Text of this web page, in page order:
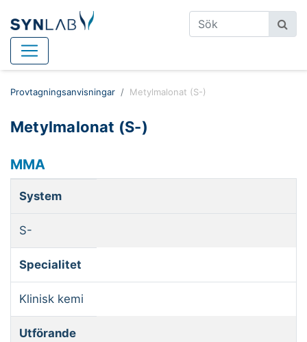
Provtagningsanvisningar Metylmalonat (S-)
Metylmalonat (S-)
MMA
System
S-
Specialitet
Klinisk kemi
Utförande